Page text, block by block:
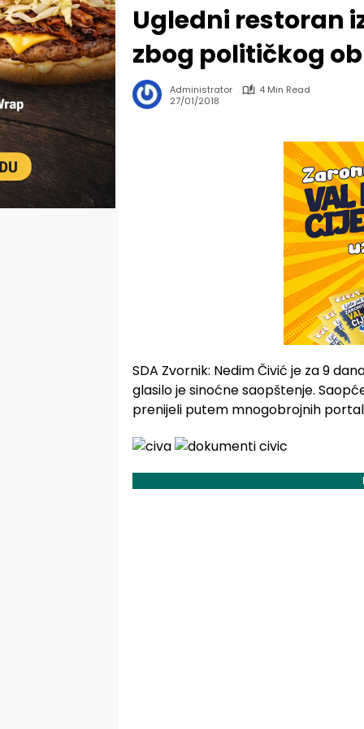
Ugledni restoran
zbog političkog
Administrator
4 Min Read
27/01/2018
SDA Zvornik: Nedim Čivić je za 9
glasilo je sinoćne saopštenje.
prenijeli putem mnogobrojnih